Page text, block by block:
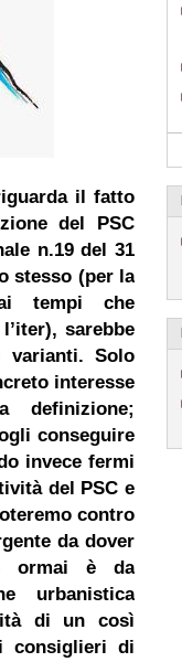
il fatto
del PSC
n.19 del 31
stesso (per la
tempi che
sarebbe
varianti. Solo
interesse
definizione;
conseguire
invece fermi
del PSC e
contro
da dover
ormai è da
urbanistica
di un così
consiglieri di